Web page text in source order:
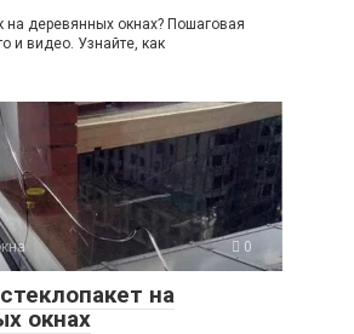
на деревянных окнах? Пошаговая
и видео. Узнайте, как
0
на
окнах